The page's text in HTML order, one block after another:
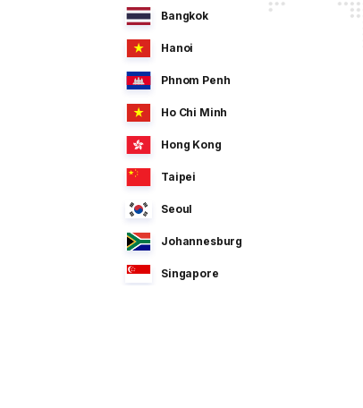
Bangkok
Hanoi
Phnom Penh
Ho Chi Minh
Hong Kong
Taipei
Seoul
Johannesburg
Singapore